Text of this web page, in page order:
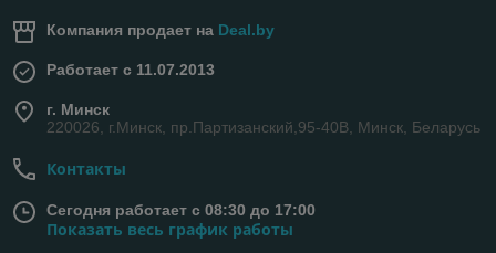
Компания продает на Deal.by
Работает с 11.07.2013
г. Минск
220026, г.Минск, пр.Партизанский,95-40В, Минск, Беларусь
Контакты
Сегодня работает с 08:30 до 17:00
Показать весь график работы